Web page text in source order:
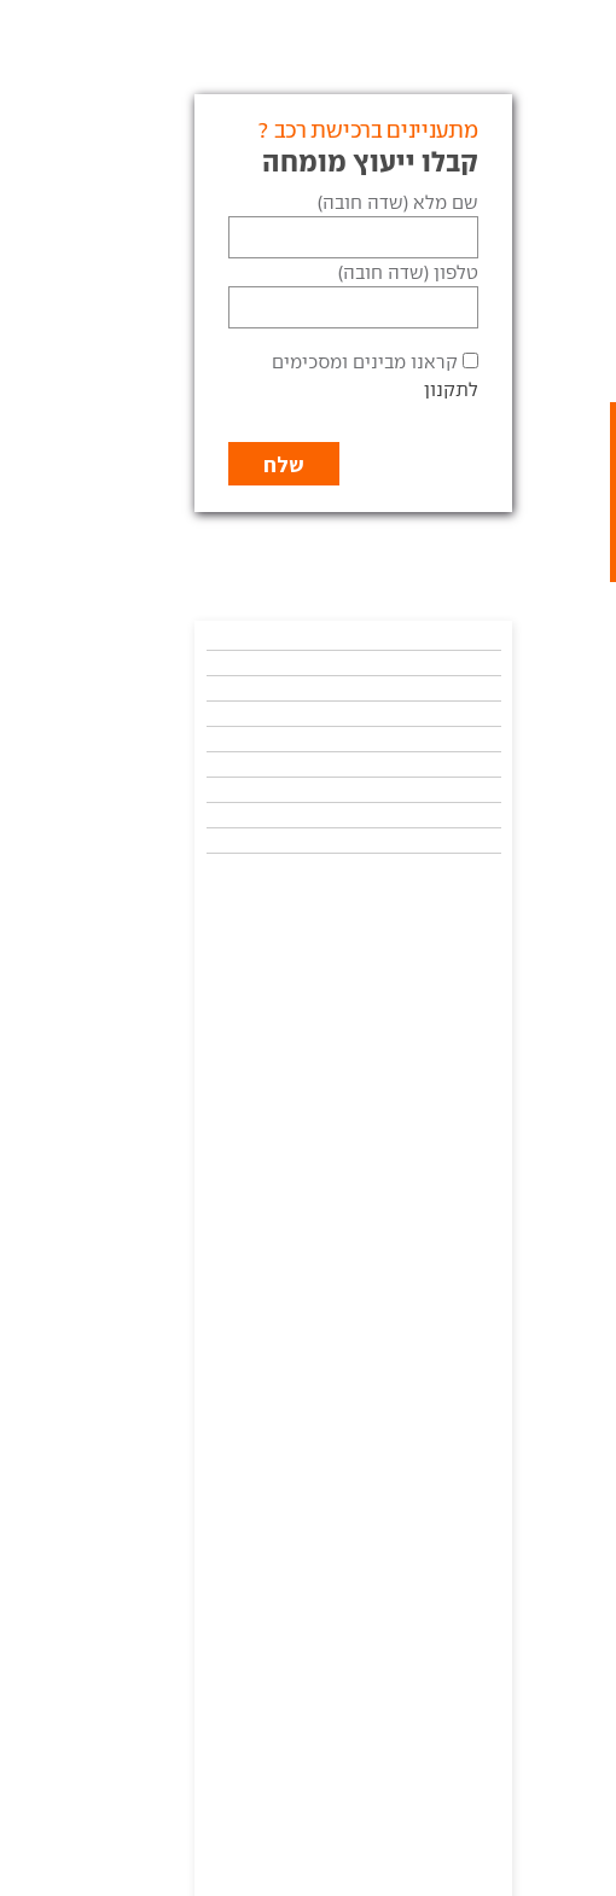
מתעניינים ברכישת רכב ?
קבלו ייעוץ מומחה
שם מלא (שדה חובה)
טלפון (שדה חובה)
קראנו מבינים ומסכימים
לתקנון